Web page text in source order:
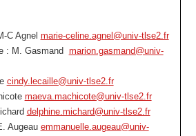
C Agnel marie-celine.agnel@univ-tlse2.fr
: M. Gasmand marion.gasmand@univ-
cindy.lecaille@univ-tlse2.fr
maeva.machicote@univ-tlse2.fr
delphine.michard@univ-tlse2.fr
Augeau emmanuelle.augeau@univ-